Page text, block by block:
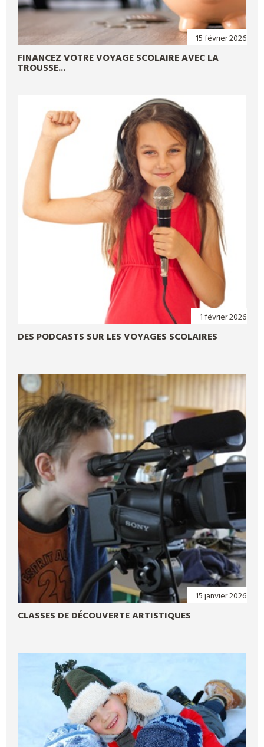
15 février 2026
FINANCEZ VOTRE VOYAGE SCOLAIRE AVEC LA
TROUSSE...
1 février 2026
DES PODCASTS SUR LES VOYAGES SCOLAIRES
15 janvier 2026
CLASSES DE DÉCOUVERTE ARTISTIQUES